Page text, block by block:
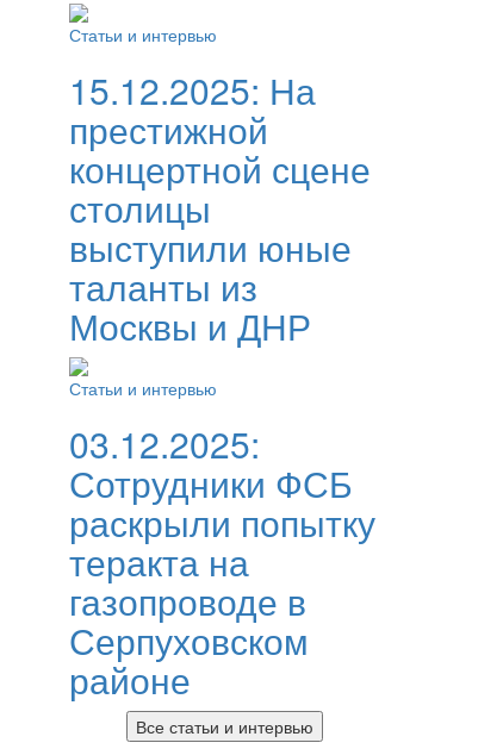
Статьи и интервью
15.12.2025: На
престижной
концертной сцене
столицы
выступили юные
таланты из
Москвы и ДНР
Статьи и интервью
03.12.2025:
Сотрудники ФСБ
раскрыли попытку
теракта на
газопроводе в
Серпуховском
районе
Все статьи и интервью